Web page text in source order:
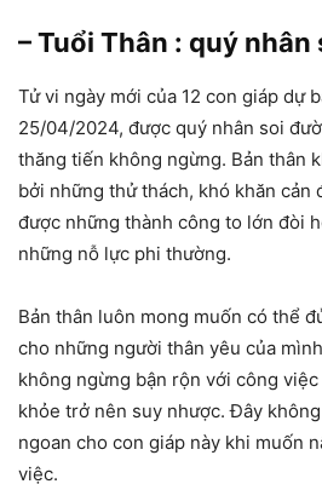
– Tuổi Thân : quý
Tử vi ngày mới của 12 con giáp dự
25/04/2024, được quý nhân soi
thăng tiến không ngừng. Bản thân
bởi những thử thách, khó khăn cản
được những thành công to lớn đòi
những nỗ lực phi thường.
Bản thân luôn mong muốn có thể
cho những người thân yêu của
không ngừng bận rộn với công
khỏe trở nên suy nhược. Đây
ngoan cho con giáp này khi muốn
việc.